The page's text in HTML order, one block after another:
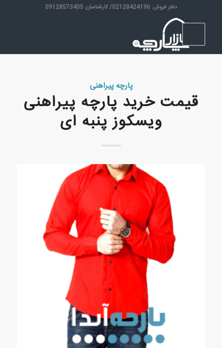
دفتر فروش: 02128424196/ کارشناسان: 09128573405
پارچه پیراهنی
قیمت خرید پارچه پیراهنی
ویسکوز پنبه ای